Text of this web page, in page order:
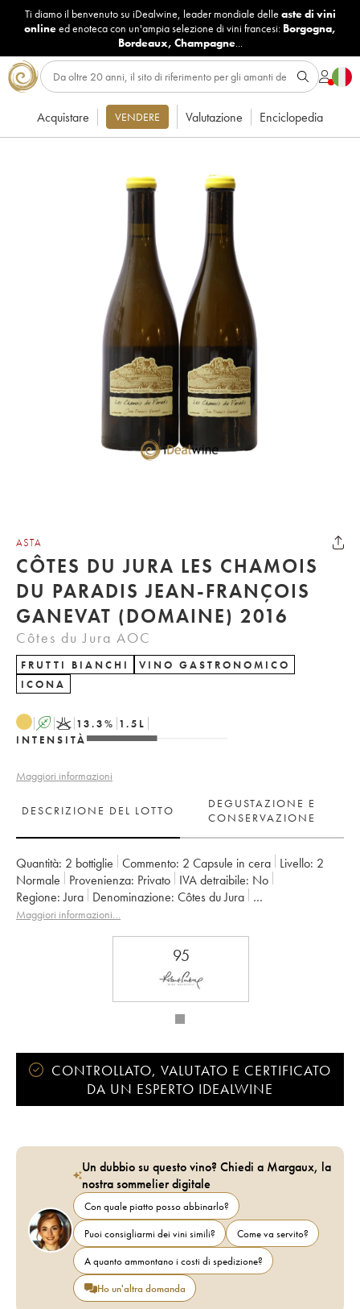
Ti diamo il benvenuto su iDealwine, leader mondiale delle aste di vini
onlineed enoteca con un'ampia selezione di vini francesi: Borgogna,
Bordeaux, Champagne...
Acquistare VENDERE Valutazione Enciclopedia
ASTA
CÔTES DU JURA LES CHAMOIS
DU PARADIS JEAN-FRANÇOIS
GANEVAT (DOMAINE) 2016
Côtes du Jura AOC
FRUTTI BIANCHI
VINO GASTRONOMICO
ICONA
A K 13.3% 1.5 L
INTENSITÀ
Maggiori informazioni
DESCRIZIONE DEL LOTTO
DEGUSTAZIONE E
CONSERVAZIONE
Quantità: 2 bottiglie Commento: 2 Capsule in cera Livello: 2
Normale
Provenienza: privato IVA detraibile:
no
Regione: Jura Denominazione:
Côtes du Jura
Proprietario: Jean-François Ganevat (Domaine)
Maggiori informazioni…
95
CONTROLLATO, VALUTATO E CERTIFICATO
DA UN ESPERTO IDEALWINE
Un dubbio su questo vino? Chiedi a Margaux, la
nostra sommelier digitale
Con quale piatto posso abbinarlo?
Puoi consigliarmi dei vini simili?
Come va servito?
A quanto ammontano i costi di spedizione?
Ho un'altra domanda